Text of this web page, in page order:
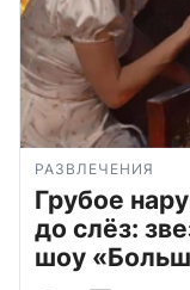
РАЗВЛЕЧЕНИЯ
Грубое
до слёз:
шоу